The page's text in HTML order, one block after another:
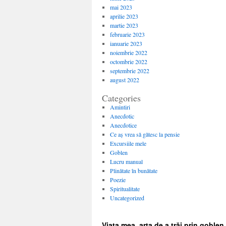
mai 2023
aprilie 2023
martie 2023
februarie 2023
ianuarie 2023
noiembrie 2022
octombrie 2022
septembrie 2022
august 2022
Categories
Amintiri
Anecdotic
Anecdotice
Ce aș vrea să gătesc la pensie
Excursiile mele
Goblen
Lucru manual
Plinătate în bunătate
Poezie
Spiritualitate
Uncategorized